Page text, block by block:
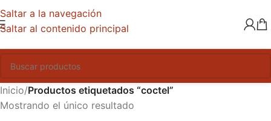
Saltar a la navegación
Saltar al contenido principal
Inicio/Productos etiquetados “coctel”
Mostrando el único resultado